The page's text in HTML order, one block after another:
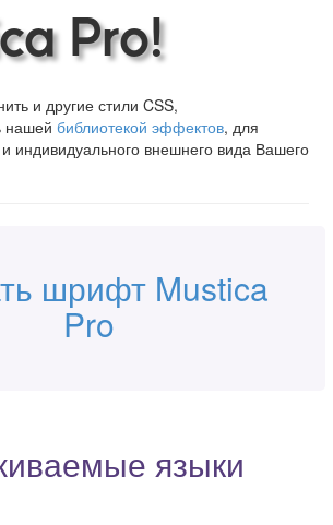
Pro!
и другие стили CSS,
нашей библиотекой эффектов, для
и индивидуального внешнего вида Вашего
шрифт Mustica
Pro
языки